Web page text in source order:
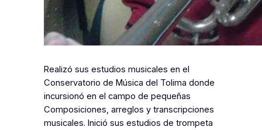
Realizó sus estudios musicales en el
Conservatorio de Música del Tolima donde
incursionó en el campo de pequeñas
Composiciones, arreglos y transcripciones
musicales. Inició sus estudios de trompeta